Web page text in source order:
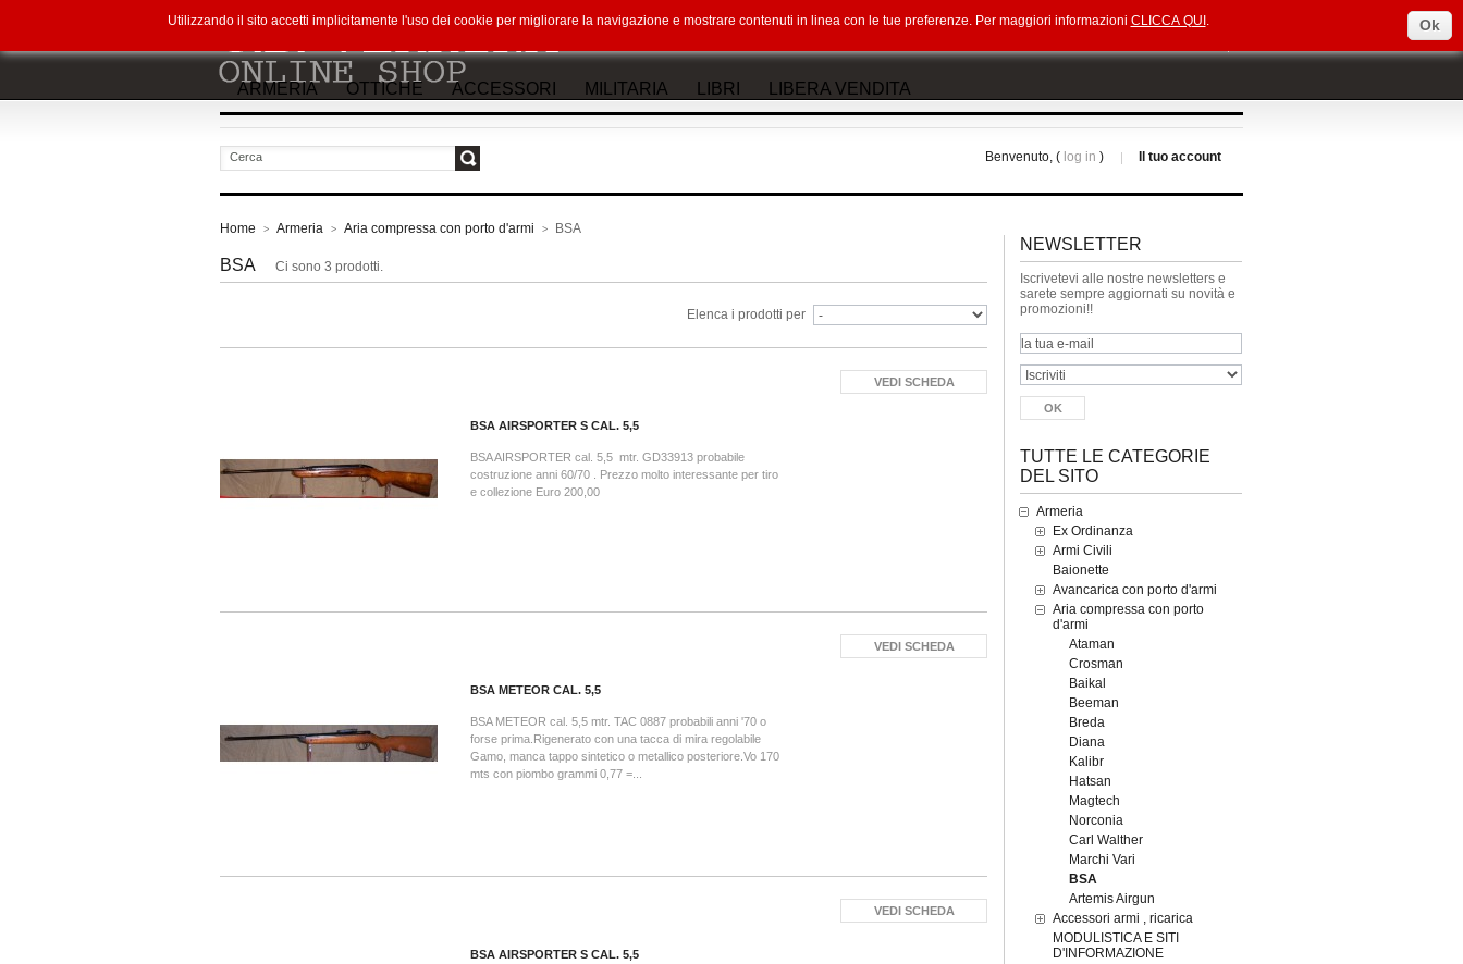
ARMERIA OTTICHE ACCESSORI MILITARIA LIBRI LIBERA VENDITA
Il tuo account
Benvenuto, ( log in )
Home > Armeria > Aria compressa con porto d'armi > BSA
BSA Ci sono 3 prodotti.
Elenca i prodotti per
BSA AIRSPORTER S CAL. 5,5
BSA AIRSPORTER cal. 5,5 mtr. GD33913 probabile
costruzione anni 60/70 . Prezzo molto interessante per tiro
e collezione Euro 200,00
VEDI SCHEDA
BSA METEOR CAL. 5,5
BSA METEOR cal. 5,5 mtr. TAC 0887 probabili anni '70 o
forse prima.Rigenerato con una tacca di mira regolabile
Gamo, manca tappo sintetico o metallico posteriore.Vo 170
mts con piombo grammi 0,77 =...
VEDI SCHEDA
BSA AIRSPORTER S CAL. 5,5
VEDI SCHEDA
NEWSLETTER
Iscrivetevi alle nostre newsletters e
sarete sempre aggiornati su novità e
promozioni!!
TUTTE LE CATEGORIE
DEL SITO
Armeria
Ex Ordinanza
Armi Civili
Baionette
Avancarica con porto d'armi
Aria compressa con porto
d'armi
Ataman
Crosman
Baikal
Beeman
Breda
Diana
Kalibr
Hatsan
Magtech
Norconia
Carl Walther
Marchi Vari
BSA
Artemis Airgun
Accessori armi , ricarica
MODULISTICA E SITI
D'INFORMAZIONE
Utilizzando il sito accetti implicitamente l'uso dei cookie per migliorare la navigazione e mostrare contenuti in linea con le tue preferenze. Per maggiori informazioni CLICCA QUI . Ok